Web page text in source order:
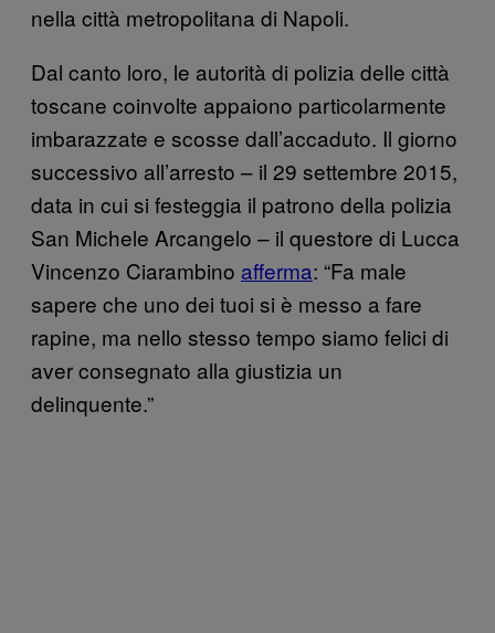
nella città metropolitana di Napoli.
Dal canto loro, le autorità di polizia delle città
toscane coinvolte appaiono particolarmente
imbarazzate e scosse dall’accaduto. Il giorno
successivo all’arresto – il 29 settembre 2015,
data in cui si festeggia il patrono della polizia
San Michele Arcangelo – il questore di Lucca
Vincenzo Ciarambino afferma: “Fa male
sapere che uno dei tuoi si è messo a fare
rapine, ma nello stesso tempo siamo felici di
aver consegnato alla giustizia un
delinquente.”